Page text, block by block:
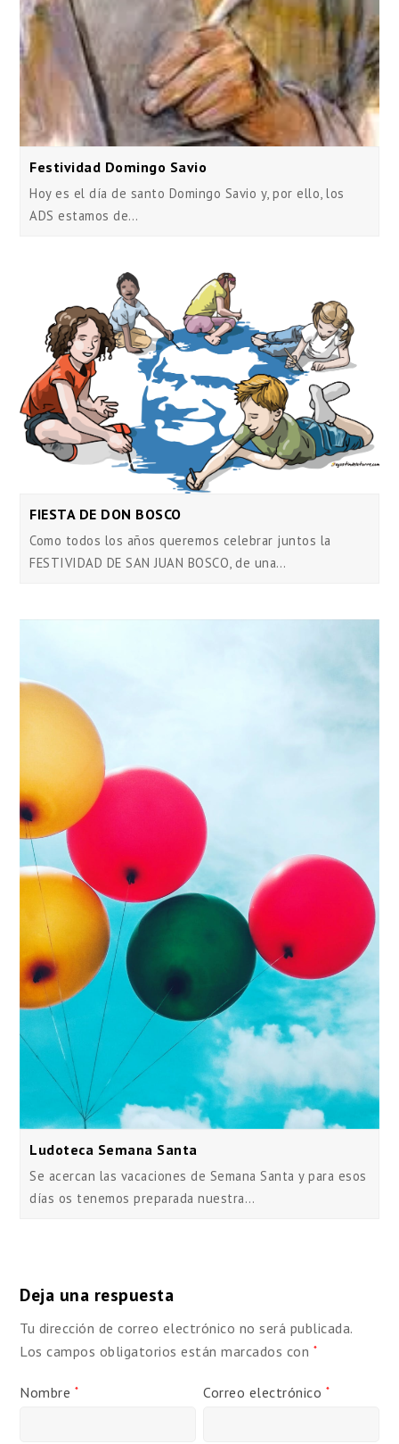
Festividad Domingo Savio
Hoy es el día de santo Domingo Savio y, por ello, los
ADS estamos de…
FIESTA DE DON BOSCO
Como todos los años queremos celebrar juntos la
FESTIVIDAD DE SAN JUAN BOSCO, de una…
Ludoteca Semana Santa
Se acercan las vacaciones de Semana Santa y para esos
días os tenemos preparada nuestra…
Deja una respuesta
Tu dirección de correo electrónico no será publicada.
Los campos obligatorios están marcados con *
Nombre * Correo electrónico *